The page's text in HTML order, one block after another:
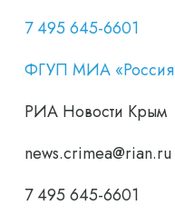
7 495 645-6601
ФГУП МИА «Россия
РИА Новости Крым
news.crimea@rian.ru
7 495 645-6601